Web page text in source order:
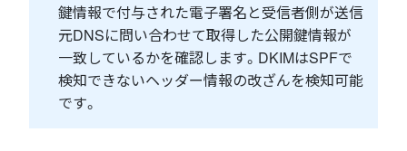
鍵情報で付与された電子署名と受信者側が送信
元DNSに問い合わせて取得した公開鍵情報が
一致しているかを確認します。DKIMはSPFで
検知できないヘッダー情報の改ざんを検知可能
です。